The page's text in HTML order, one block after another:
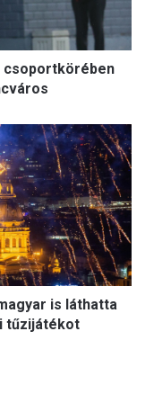
csoportkörében
is láthatta
tűzijátékot